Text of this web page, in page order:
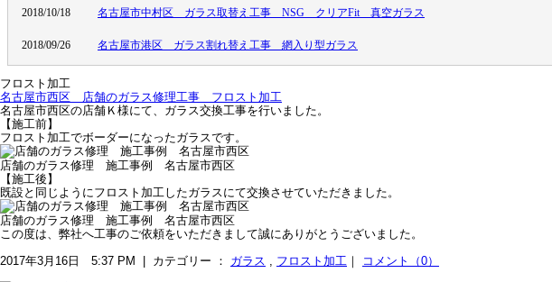
フロスト加工
名古屋市西区 店舗のガラス修理工事 フロスト加工
名古屋市西区の店舗Ｋ様にて、ガラス交換工事を行いました。
【施工前】
フロスト加工でボーダーになったガラスです。
店舗のガラス修理 施工事例 名古屋市西区
【施工後】
既設と同じようにフロスト加工したガラスにて交換させていただきました。
店舗のガラス修理 施工事例 名古屋市西区
この度は、弊社へ工事のご依頼をいただきまして誠にありがとうございました。
2017年3月16日 5:37 PM | カテゴリー ： ガラス , フロスト加工 ｜
コメント（0）